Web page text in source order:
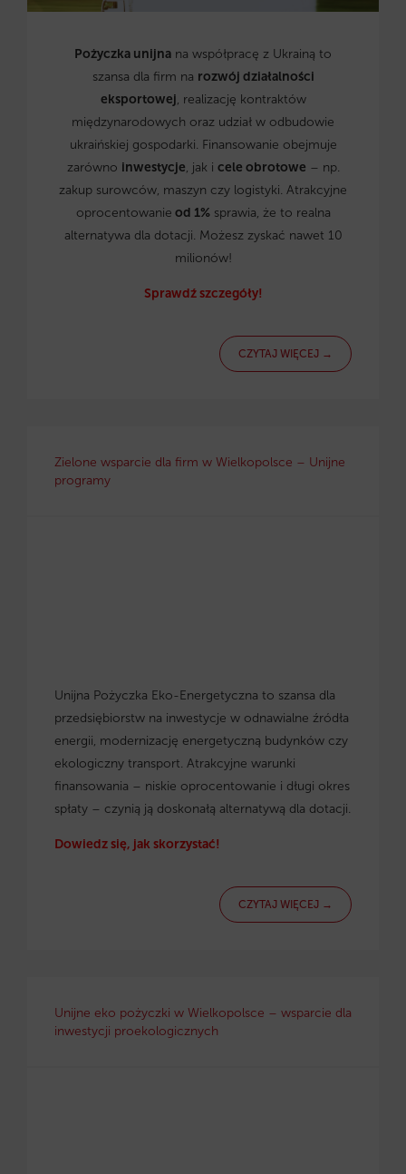
Pożyczka unijna na współpracę z Ukrainą to
szansa dla firm na rozwój działalności
eksportowej, realizację kontraktów
międzynarodowych oraz udział w odbudowie
ukraińskiej gospodarki. Finansowanie obejmuje
zarówno inwestycje, jak i cele obrotowe – np.
zakup surowców, maszyn czy logistyki. Atrakcyjne
oprocentowanie od 1%sprawia, że to realna
alternatywa dla dotacji. Możesz zyskać nawet 10
milionów!
Sprawdź szczegóły!
CZYTAJ WIĘCEJ →
Zielone wsparcie dla firm w Wielkopolsce – Unijne
programy
Unijna Pożyczka Eko-Energetyczna to szansa dla
przedsiębiorstw na inwestycje w odnawialne źródła
energii, modernizację energetyczną budynków czy
ekologiczny transport. Atrakcyjne warunki
finansowania – niskie oprocentowanie i długi okres
spłaty – czynią ją doskonałą alternatywą dla dotacji.
Dowiedz się, jak skorzystać!
CZYTAJ WIĘCEJ →
Unijne eko pożyczki w Wielkopolsce – wsparcie dla
inwestycji proekologicznych